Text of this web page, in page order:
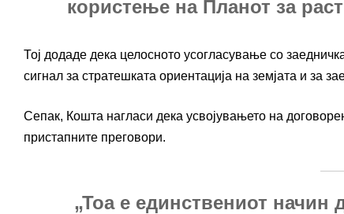
користење на Планот за
Тој додаде дека целосното усогласување со
сигнал за стратешката ориентација на земјата и за
Сепак, Кошта нагласи дека усвојувањето на
пристапните преговори.
„Тоа е единствениот начин